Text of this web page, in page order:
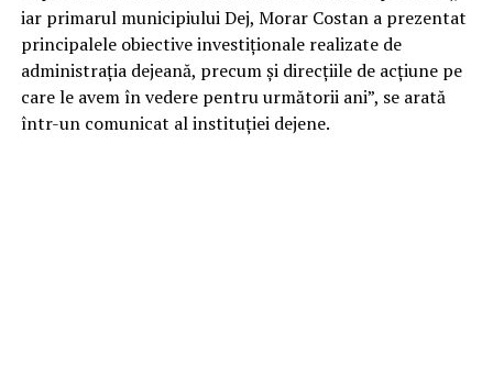
iar primarul municipiului Dej, Morar Costan a prezentat
principalele obiective investiționale realizate de
administrația dejeană, precum și direcțiile de acțiune pe
care le avem în vedere pentru următorii ani”, se arată
într-un comunicat al instituției dejene.